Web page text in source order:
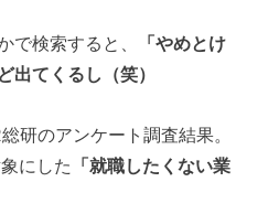
で検索すると、
「やめとけ
出てくるし（笑）
研のアンケート調査結果。
にした
「就職したくない業